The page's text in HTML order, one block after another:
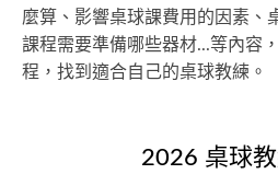
麼算、影響桌球課費用的因素、
課程需要準備哪些器材...等內容
程，找到適合自己的桌球教練。
2026 桌球